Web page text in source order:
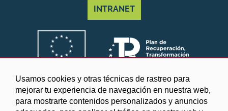
Usamos cookies y otras técnicas de rastreo para
mejorar tu experiencia de navegación en nuestra web,
para mostrarte contenidos personalizados y anuncios
INTRANET